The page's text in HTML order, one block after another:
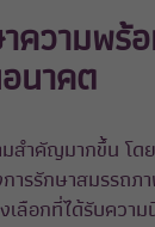
ความพร้
อนาคต
สำคัญมากขึ้น โ
รรักษาสมรรถภ
เลือกที่ได้รับควา